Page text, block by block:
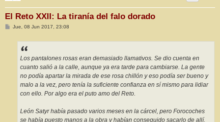
El Reto XXII: La tiranía del falo dorado
M
Jue, 08 Jun 2017, 23:08
Los pantalones rosas eran demasiado llamativos. Se dio cuenta en
cuanto salió a la calle, aunque ya era tarde para cambiarse. La gente
no podía apartar la mirada de ese rosa chillón y eso podía ser bueno y
malo a la vez, pero tenía la suficiente confianza en sí mismo para lidiar
con ello. Por algo era el puto amo del Reto.
León Satyr había pasado varios meses en la cárcel, pero Forocoches
se había puesto manos a la obra y habían conseguido sacarlo de allí.